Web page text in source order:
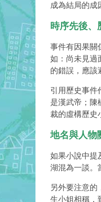
成為結局的成
時序先後、
事件有因果關
如：尚未見過
的錯誤，應該
引用歷史事件
是漢武帝；陳
裁的虛構歷史
地名與人物
如果小說中提
湖混為一談。
另外要注意的
生小姐相稱，